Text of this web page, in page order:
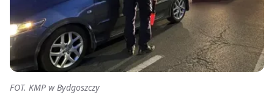
FOT. KMP w Bydgoszczy